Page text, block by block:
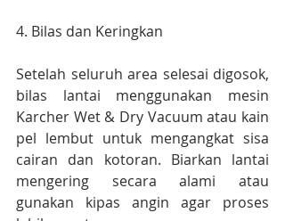
4. Bilas dan Keringkan
Setelah seluruh area selesai digosok,
bilas lantai menggunakan mesin
Karcher Wet & Dry Vacuum atau kain
pel lembut untuk mengangkat sisa
cairan dan kotoran. Biarkan lantai
mengering secara alami atau
gunakan kipas angin agar proses